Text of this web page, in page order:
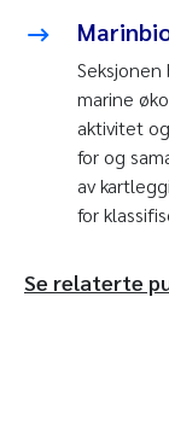
marine
aktivitet
for og
av
for
Se relaterte